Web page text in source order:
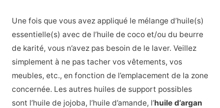
Une fois que vous avez appliqué le mélange d’huile(s)
essentielle(s) avec de l’huile de coco et/ou du beurre
de karité, vous n’avez pas besoin de le laver. Veillez
simplement à ne pas tacher vos vêtements, vos
meubles, etc., en fonction de l’emplacement de la zone
concernée. Les autres huiles de support possibles
sont l’huile de jojoba, l’huile d’amande, l’huile d’argan